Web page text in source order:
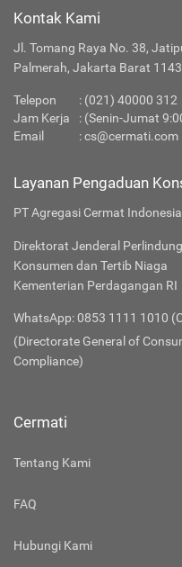
Kontak Kami
Jl. Tomang Raya No. 38,
Palmerah, Jakarta Barat
Telepon : (021) 40000 312
Jam Kerja
: (Senin-Jumat
Email
:cs@cermati.com
Layanan Pengaduan
PT Agregasi Cermat
Direktorat Jenderal
Konsumen dan Tertib Niaga
Kementerian Perdagangan RI
WhatsApp: 0853 1111 1010
(Directorate General of
Compliance)
Cermati
Tentang Kami
FAQ
Hubungi Kami